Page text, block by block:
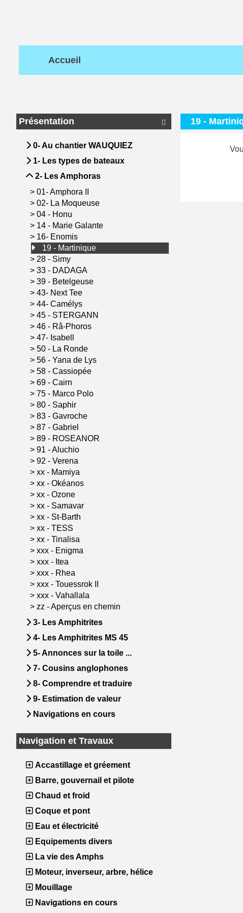
Accueil

Présentation
0- Au chantier WAUQUIEZ
1- Les types de bateaux
2- Les Amphoras
> 01- Amphora II
> 02- La Moqueuse
> 04 - Honu
> 14 - Marie Galante
> 16- Enomis
19 - Martinique
> 28 - Simy
> 33 - DADAGA
> 39 - Betelgeuse
> 43- Next Tee
> 44- Camélys
> 45 - STERGANN
> 46 - Râ-Phoros
> 47- Isabell
> 50 - La Ronde
> 56 - Yana de Lys
> 58 - Cassiopée
> 69 - Cairn
> 75 - Marco Polo
> 80 - Saphir
> 83 - Gavroche
> 87 - Gabriel
> 89 - ROSEANOR
> 91 - Aluchio
> 92 - Verena
> xx - Mamiya
> xx - Okéanos
> xx - Ozone
> xx - Samavar
> xx - St-Barth
> xx - TESS
> xx - Tinalisa
> xxx - Enigma
> xxx - Itea
> xxx - Rhea
> xxx - Touessrok II
> xxx - Vahallala
> zz - Aperçus en chemin
3- Les Amphitrites
4- Les Amphitrites MS 45
5- Annonces sur la toile ...
7- Cousins anglophones
8- Comprendre et traduire
9- Estimation de valeur
Navigations en cours
Navigation et Travaux
Accastillage et gréement
Barre, gouvernail et pilote
Chaud et froid
Coque et pont
Eau et électricité
Equipements divers
La vie des Amphs
Moteur, inverseur, arbre, hélice
Mouillage
Navigations en cours
19 -